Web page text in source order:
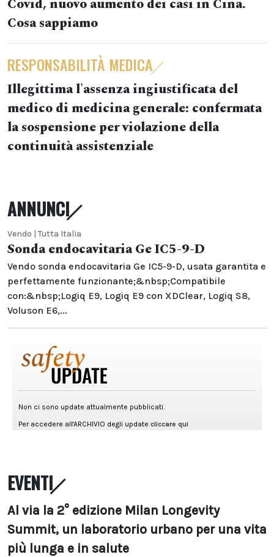
Covid, nuovo aumento dei casi in Cina.
Cosa sappiamo
RESPONSABILITÀ MEDICA
Illegittima l'assenza ingiustificata del
medico di medicina generale: confermata
la sospensione per violazione della
continuità assistenziale
ANNUNCI
Vendo | Tutta Italia
Sonda endocavitaria Ge IC5-9-D
Vendo sonda endocavitaria Ge IC5-9-D, usata garantita e
perfettamente funzionante;&nbsp;Compatibile
con:&nbsp;Logiq E9, Logiq E9 con XDClear, Logiq S8,
Voluson E6,...
EVENTI
Al via la 2° edizione Milan Longevity
Summit, un laboratorio urbano per una vita
più lunga e in salute